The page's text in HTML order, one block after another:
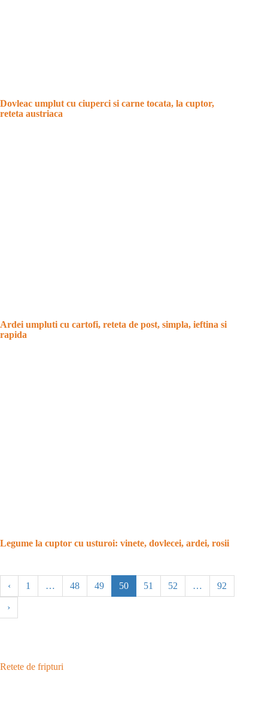
Dovleac umplut cu ciuperci si carne tocata, la cuptor,
reteta austriaca
Ardei umpluti cu cartofi, reteta de post, simpla, ieftina si
rapida
Legume la cuptor cu usturoi: vinete, dovlecei, ardei, rosii
‹ 1 … 48 49 50 51 52 … 92
›
Retete de fripturi